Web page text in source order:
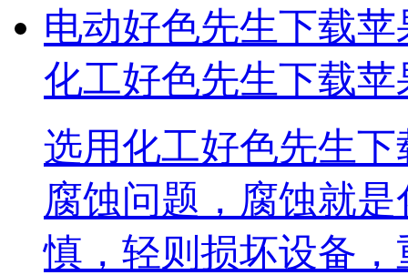
电动好色先生下载
化工好色先生下载
选用化工好色先生下
腐蚀问题，腐蚀就
慎，轻则损坏设备